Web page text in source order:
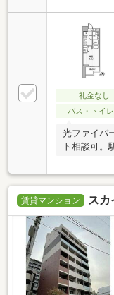
礼金なし
バス・トイレ
光ファイバ
ト相談可。
賃貸マンション スカ